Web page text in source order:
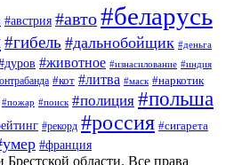
#австрия #авто#беларусь
#гибель #дальнобойщик #деньга
#животное #изнасилование #индия
#кот #литва #маск #наркотик
#пожар #поиск #полиция #польша
#рекорд #россия #сигарета
#франция
области. Все права